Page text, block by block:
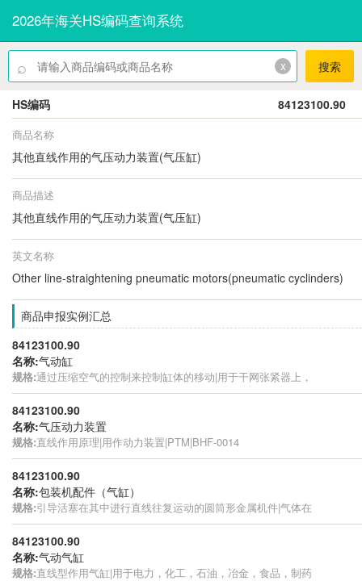
2026年海关HS编码查询系统
⌕ x 搜索
HS编码 84123100.90
商品名称
其他直线作用的气压动力装置(气压缸)
商品描述
其他直线作用的气压动力装置(气压缸)
英文名称
Other line-straightening pneumatic motors(pneumatic cyclinders)
商品申报实例汇总
84123100.90
名称:气动缸
规格:通过压缩空气的控制来控制缸体的移动|用于干网张紧器上，
84123100.90
名称:气压动力装置
规格:直线作用原理|用作动力装置|PTM|BHF-0014
84123100.90
名称:包装机配件（气缸）
规格:引导活塞在其中进行直线往复运动的圆筒形金属机件|气体在
84123100.90
名称:气动气缸
规格:直线型作用气缸|用于电力，化工，石油，冶金，食品，制药